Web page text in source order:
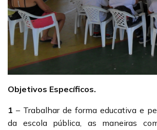
Objetivos Específicos.
1 – Trabalhar de forma educativa e
da escola pública, as maneiras